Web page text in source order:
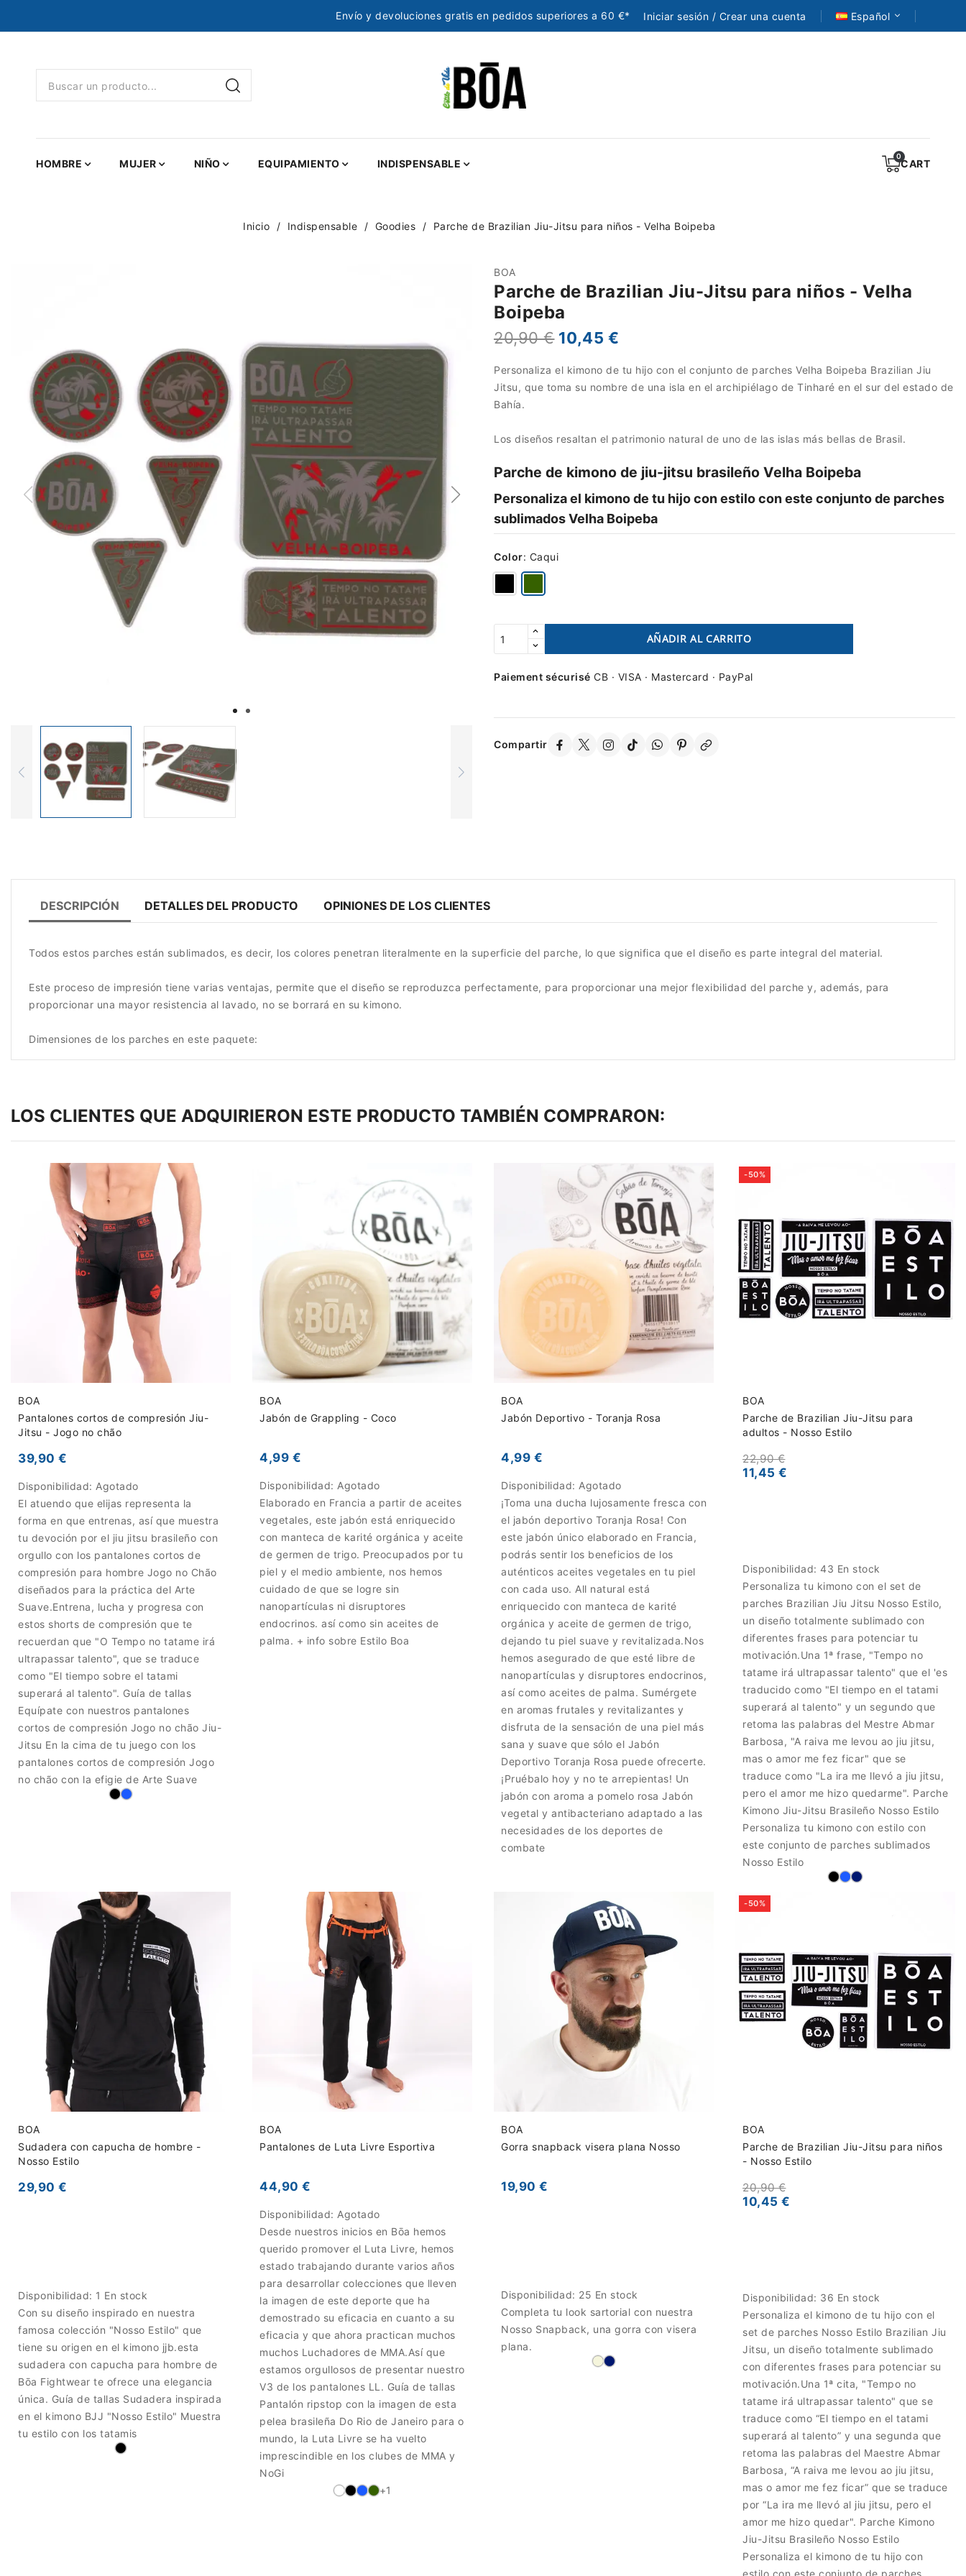
Envío y devoluciones gratis en pedidos superiores a 60 €* Iniciar sesión / Crear una cuenta Español
HOMBRE MUJER NIÑO EQUIPAMIENTO INDISPENSABLE CART
Inicio Indispensable Goodies Parche de Brazilian Jiu-Jitsu para niños - Velha Boipeba
BOA
Parche de Brazilian Jiu-Jitsu para niños - Velha
Boipeba
20,90 € 10,45 €
Personaliza el kimono de tu hijo con el conjunto de parches Velha Boipeba Brazilian Jiu
Jitsu, que toma su nombre de una isla en el archipiélago de Tinharé en el sur del estado de
Bahía.
Los diseños resaltan el patrimonio natural de uno de las islas más bellas de Brasil.
Parche de kimono de jiu-jitsu brasileño Velha Boipeba
Personaliza el kimono de tu hijo con estilo con este conjunto de parches
sublimados Velha Boipeba
Color: Caqui
AÑADIR AL CARRITO
Paiement sécurisé CB · VISA · Mastercard · PayPal
Compartir
DESCRIPCIÓN DETALLES DEL PRODUCTO OPINIONES DE LOS CLIENTES
Todos estos parches están sublimados, es decir, los colores penetran literalmente en la superficie del parche, lo que significa que el diseño es parte integral del material.
Este proceso de impresión tiene varias ventajas, permite que el diseño se reproduzca perfectamente, para proporcionar una mejor flexibilidad del parche y, además, para
proporcionar una mayor resistencia al lavado, no se borrará en su kimono.
Dimensiones de los parches en este paquete:
LOS CLIENTES QUE ADQUIRIERON ESTE PRODUCTO TAMBIÉN COMPRARON:
BOA
Pantalones cortos de compresión Jiu-
Jitsu - Jogo no chão
39,90 €
Disponibilidad: Agotado
El atuendo que elijas representa la
forma en que entrenas, así que muestra
tu devoción por el jiu jitsu brasileño con
orgullo con los pantalones cortos de
compresión para hombre Jogo no Chão
diseñados para la práctica del Arte
Suave.Entrena, lucha y progresa con
estos shorts de compresión que te
recuerdan que "O Tempo no tatame irá
ultrapassar talento", que se traduce
como "El tiempo sobre el tatami
superará al talento". Guía de tallas
Equípate con nuestros pantalones
cortos de compresión Jogo no chão Jiu-
Jitsu En la cima de tu juego con los
pantalones cortos de compresión Jogo
no chão con la efigie de Arte Suave
BOA
Jabón de Grappling - Coco
4,99 €
Disponibilidad: Agotado
Elaborado en Francia a partir de aceites
vegetales, este jabón está enriquecido
con manteca de karité orgánica y aceite
de germen de trigo. Preocupados por tu
piel y el medio ambiente, nos hemos
cuidado de que se logre sin
nanopartículas ni disruptores
endocrinos. así como sin aceites de
palma. + info sobre Estilo Boa
BOA
Jabón Deportivo - Toranja Rosa
4,99 €
Disponibilidad: Agotado
¡Toma una ducha lujosamente fresca con
el jabón deportivo Toranja Rosa! Con
este jabón único elaborado en Francia,
podrás sentir los beneficios de los
auténticos aceites vegetales en tu piel
con cada uso. All natural está
enriquecido con manteca de karité
orgánica y aceite de germen de trigo,
dejando tu piel suave y revitalizada.Nos
hemos asegurado de que esté libre de
nanopartículas y disruptores endocrinos,
así como aceites de palma. Sumérgete
en aromas frutales y revitalizantes y
disfruta de la sensación de una piel más
sana y suave que sólo el Jabón
Deportivo Toranja Rosa puede ofrecerte.
¡Pruébalo hoy y no te arrepientas! Un
jabón con aroma a pomelo rosa Jabón
vegetal y antibacteriano adaptado a las
necesidades de los deportes de
combate
-50%
BOA
Parche de Brazilian Jiu-Jitsu para
adultos - Nosso Estilo
22,90 €
11,45 €
Disponibilidad: 43 En stock
Personaliza tu kimono con el set de
parches Brazilian Jiu Jitsu Nosso Estilo,
un diseño totalmente sublimado con
diferentes frases para potenciar tu
motivación.Una 1ª frase, "Tempo no
tatame irá ultrapassar talento" que el 'es
traducido como "El tiempo en el tatami
superará al talento" y un segundo que
retoma las palabras del Mestre Abmar
Barbosa, "A raiva me levou ao jiu jitsu,
mas o amor me fez ficar" que se
traduce como "La ira me llevó a jiu jitsu,
pero el amor me hizo quedarme". Parche
Kimono Jiu-Jitsu Brasileño Nosso Estilo
Personaliza tu kimono con estilo con
este conjunto de parches sublimados
Nosso Estilo
BOA
Sudadera con capucha de hombre -
Nosso Estilo
29,90 €
Disponibilidad: 1 En stock
Con su diseño inspirado en nuestra
famosa colección "Nosso Estilo" que
tiene su origen en el kimono jjb.esta
sudadera con capucha para hombre de
Bōa Fightwear te ofrece una elegancia
única. Guía de tallas Sudadera inspirada
en el kimono BJJ "Nosso Estilo" Muestra
tu estilo con los tatamis
BOA
Pantalones de Luta Livre Esportiva
44,90 €
Disponibilidad: Agotado
Desde nuestros inicios en Bōa hemos
querido promover el Luta Livre, hemos
estado trabajando durante varios años
para desarrollar colecciones que lleven
la imagen de este deporte que ha
demostrado su eficacia en cuanto a su
eficacia y que ahora practican muchos
muchos Luchadores de MMA.Así que
estamos orgullosos de presentar nuestro
V3 de los pantalones LL. Guía de tallas
Pantalón ripstop con la imagen de esta
pelea brasileña Do Rio de Janeiro para o
mundo, la Luta Livre se ha vuelto
imprescindible en los clubes de MMA y
NoGi
+1
BOA
Gorra snapback visera plana Nosso
19,90 €
Disponibilidad: 25 En stock
Completa tu look sartorial con nuestra
Nosso Snapback, una gorra con visera
plana.
-50%
BOA
Parche de Brazilian Jiu-Jitsu para niños
- Nosso Estilo
20,90 €
10,45 €
Disponibilidad: 36 En stock
Personaliza el kimono de tu hijo con el
set de parches Nosso Estilo Brazilian Jiu
Jitsu, un diseño totalmente sublimado
con diferentes frases para potenciar su
motivación.Una 1ª cita, "Tempo no
tatame irá ultrapassar talento" que se
traduce como “El tiempo en el tatami
superará al talento” y una segunda que
retoma las palabras del Maestre Abmar
Barbosa, “A raiva me levou ao jiu jitsu,
mas o amor me fez ficar” que se traduce
por “La ira me llevó al jiu jitsu, pero el
amor me hizo quedar". Parche Kimono
Jiu-Jitsu Brasileño Nosso Estilo
Personaliza el kimono de tu hijo con
estilo con este conjunto de parches